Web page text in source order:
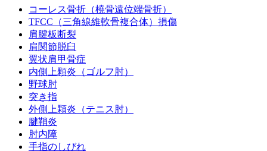
コーレス骨折（橈骨遠位端骨折）
TFCC（三角線維軟骨複合体）損傷
肩腱板断裂
肩関節脱臼
翼状肩甲骨症
内側上顆炎（ゴルフ肘）
野球肘
突き指
外側上顆炎（テニス肘）
腱鞘炎
肘内障
手指のしびれ